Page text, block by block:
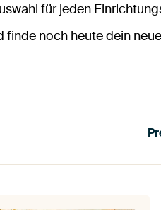
für jeden
noch heute dein